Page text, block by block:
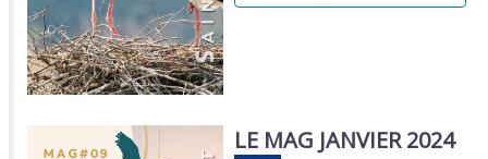
LE MAG JANVIER 2024